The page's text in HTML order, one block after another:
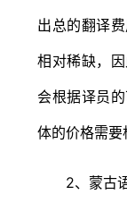
出总的翻译
相对稀缺，
会根据译员
体的价格需要
2、蒙古语